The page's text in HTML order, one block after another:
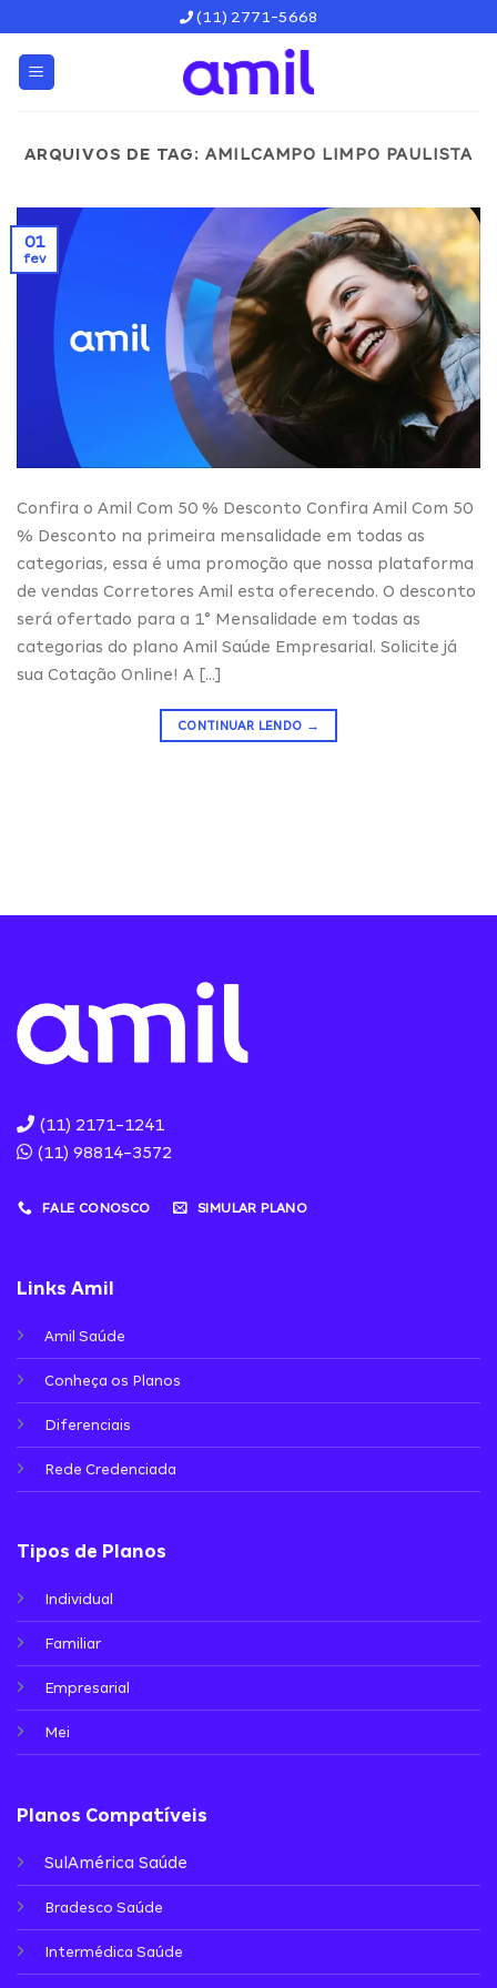
content
(11) 2771-5668
ARQUIVOS DE TAG: AMILCAMPO LIMPO PAULISTA
01
fev
Confira o Amil Com 50 % Desconto Confira Amil Com 50
% Desconto na primeira mensalidade em todas as
categorias, essa é uma promoção que nossa plataforma
de vendas Corretores Amil esta oferecendo. O desconto
será ofertado para a 1° Mensalidade em todas as
categorias do plano Amil Saúde Empresarial. Solicite já
sua Cotação Online! A […]
CONTINUAR LENDO →
(11) 2171-1241
(11) 98814-3572
FALE CONOSCO SIMULAR PLANO
Links Amil
Amil Saúde
Conheça os Planos
Diferenciais
Rede Credenciada
Tipos de Planos
Individual
Familiar
Empresarial
Mei
Planos Compatíveis
SulAmérica Saúde
Bradesco Saúde
Intermédica Saúde